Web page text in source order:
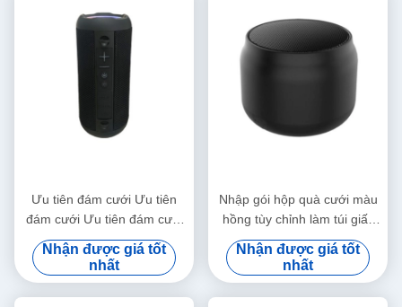
Ưu tiên đám cưới Ưu tiên
đám cưới Ưu tiên đám cưới
Ưu tiên đám cưới
Nhận được giá tốt
nhất
Nhập gói hộp quà cưới màu
hồng tùy chỉnh làm túi giấy
cho lễ cưới
Nhận được giá tốt
nhất